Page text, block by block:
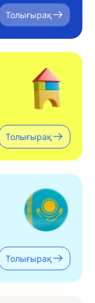
Толығырақ
Толығырақ
Толығырақ